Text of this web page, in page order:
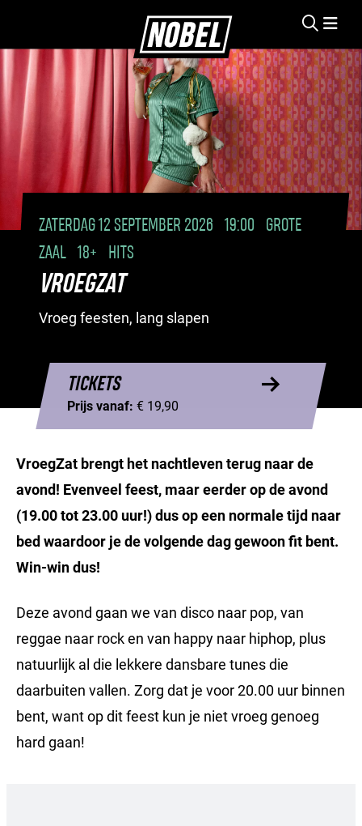
ZATERDAG 12 SEPTEMBER 2026 19:00
GROTE
ZAAL
18+ HITS
VROEGZAT
Vroeg feesten, lang slapen
TICKETS
Prijs vanaf: € 19,90
VroegZat brengt het nachtleven terug naar de
avond! Evenveel feest, maar eerder op de avond
(19.00 tot 23.00 uur!) dus op een normale tijd naar
bed waardoor je de volgende dag gewoon fit bent.
Win-win dus!
Deze avond gaan we van disco naar pop, van
reggae naar rock en van happy naar hiphop, plus
natuurlijk al die lekkere dansbare tunes die
daarbuiten vallen. Zorg dat je voor 20.00 uur binnen
bent, want op dit feest kun je niet vroeg genoeg
hard gaan!